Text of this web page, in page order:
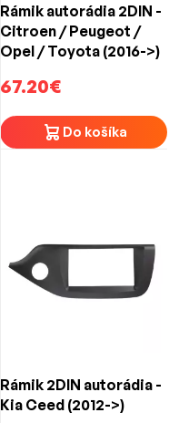
Rámik autorádia 2DIN -
Citroen / Peugeot /
Opel / Toyota (2016->)
67.20€
Do košíka
Rámik 2DIN autorádia -
Kia Ceed (2012->)